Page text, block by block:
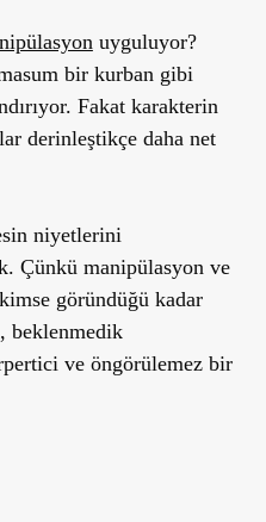
uyguluyor?
bir kurban gibi
Fakat karakterin
derinleştikçe daha net
niyetlerini
Çünkü manipülasyon ve
göründüğü kadar
beklenmedik
ve öngörülemez bir